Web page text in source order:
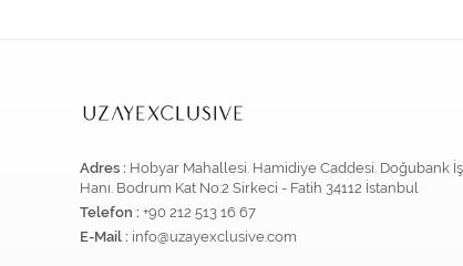
Adres : Hobyar Mahallesi. Hamidiye Caddesi. Doğubank İş
Hanı. Bodrum Kat No:2 Sirkeci - Fatih 34112 İstanbul
Telefon : +90 212 513 16 67
E-Mail : info@uzayexclusive.com